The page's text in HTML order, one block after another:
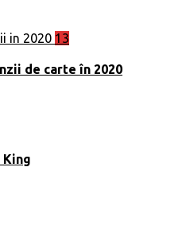
13
de carte în 2020